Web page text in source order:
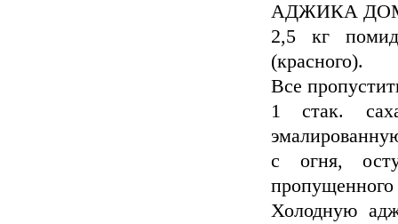
АДЖИКА
2,5 кг
(красного).
Все
1 стак.
с огня,
пропущенного
Холодную